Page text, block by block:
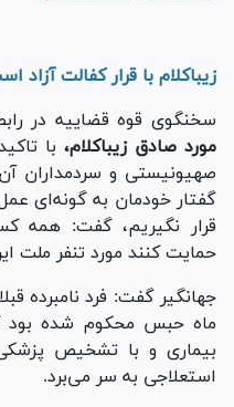
زیباکلام با قرار کفالت آزاد
سخنگوی قوه قضاییه در
مورد صادق زیباکلام، با
صهیونیستی و سردمداران آن
گفتار خودمان به گونه‌ای
قرار نگیریم، گفت: همه
حمایت کنند مورد تنفر ملت
ماه حبس محکوم شده
بیماری و با تشخیص
استعلاجی به سر می‌برد.